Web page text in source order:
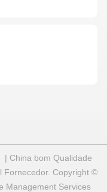
| China bom Qualidade
Fornecedor. Copyright ©
Management Services